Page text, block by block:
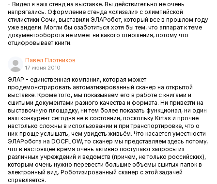
- Видел я ваш стенд на выставке. Вы действительно не очень
напрягались. Оформление стенда «слизали» с олимпийской
стилистики Сочи, выставили ЭЛАРобот, который все в прошлом году
уже видели. Могли бы озаботиться хотя бы тем, что аппарат к теме
документооборота не имеет ни какого отношения, потому что
отцифровывает книги.
Павел Плотников
17 июня 2010
ЭЛАР - единственная компания, которая может
продемонстрировать автоматизированный сканер на открытой
выставке. Кроме того, мы показываем его в работе с книгами и
сшитыми документами разного качества и формата. Ни привезти на
выставочную площадку, ни тем более показать функционал, ни один
наш конкурент сегодня не в состоянии, поскольку Kirtas и прочие
настолько сложны в использовании и при транспортировке, что о
них проще услышать, чем увидеть живьём. Что касается уместности
ЭЛАРобота на DOCFLOW, то сканер мы представляем здесь потому,
что в настоящее время очень активно поступают запросы из
различных учреждений и ведомств (причем, не только российских),
которым очень нужно перевести большие объемы сшитых папок в
электронный вид. Роботизированный сканер с этой задачей
справляется.